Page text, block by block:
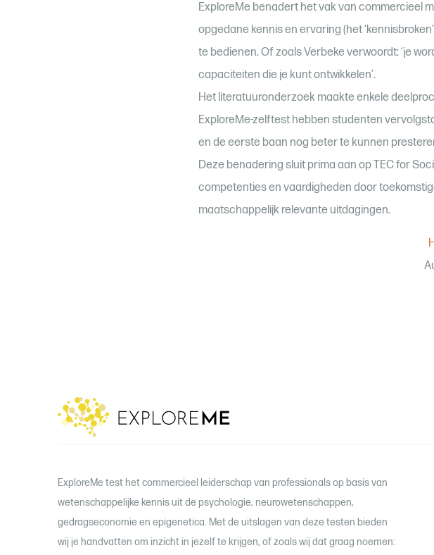
ExploreMe benadert het vak van commercieel
opgedane kennis en ervaring (het
te bedienen. Of zoals Verbeke verwoordt: ‘je
capaciteiten die je kunt ontwikkelen’.
Het literatuuronderzoek maakte enkele
ExploreMe-zelftest hebben studenten
en de eerste baan nog beter te kunnen
Deze benadering sluit prima aan op TEC for
competenties en vaardigheden door
maatschappelijk relevante uitdagingen.
ExploreMe test het commercieel leiderschap van professionals op basis van
wetenschappelijke kennis uit de psychologie, neurowetenschappen,
gedragseconomie en epigenetica. Met de uitslagen van deze testen bieden
wij je handvatten om inzicht in jezelf te krijgen, of zoals wij dat graag noemen: